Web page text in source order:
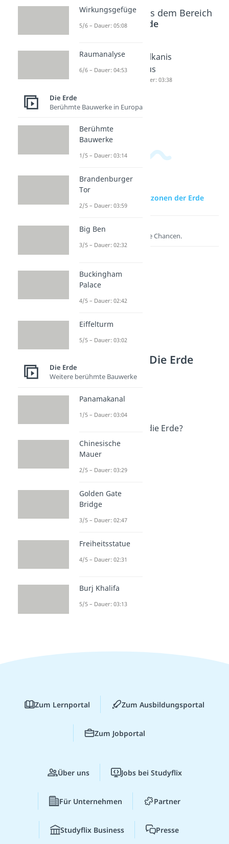
Beliebte Inhalte aus dem Bereich
Die Erde
Plattente
ktonik
Dauer: 04:59
Wie
entstehe
?
Vulkanis
mus
Dauer: 03:38
zur Videoseite: Zeitzonen der Erde
Lernen lohnt sich!
Entdecke hier deine Chancen.
Weitere Inhalte: Die Erde
Fakten rund um die Erde
Dauer: 02:52
Dauer: 03:30
Wie schnell dreht sich die Erde?
Dauer: 03:40
Zeitzonen der Erde
Wirkungsgefüge
5/6 – Dauer: 05:08
Raumanalyse
6/6 – Dauer: 04:53
Die Erde
Berühmte Bauwerke in Europa
Berühmte
Bauwerke
1/5 – Dauer: 03:14
Brandenburger
Tor
2/5 – Dauer: 03:59
Big Ben
3/5 – Dauer: 02:32
Buckingham
Palace
4/5 – Dauer: 02:42
Eiffelturm
5/5 – Dauer: 03:02
Die Erde
Weitere berühmte Bauwerke
Panamakanal
1/5 – Dauer: 03:04
Chinesische
Mauer
2/5 – Dauer: 03:29
Golden Gate
Bridge
3/5 – Dauer: 02:47
Freiheitsstatue
4/5 – Dauer: 02:31
Burj Khalifa
5/5 – Dauer: 03:13
Zum Lernportal Zum Ausbildungsportal
Zum Jobportal
Über uns Jobs bei Studyflix
Für Unternehmen Partner
Studyflix Business Presse